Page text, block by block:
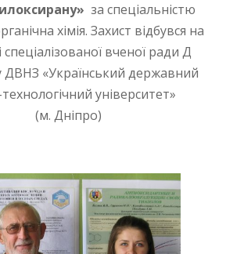
за спеціальністю
хімія. Захист відбувся на
спеціалізованої вченої ради Д
ДВНЗ «Український державний
технологічний університет»
(м. Дніпро)